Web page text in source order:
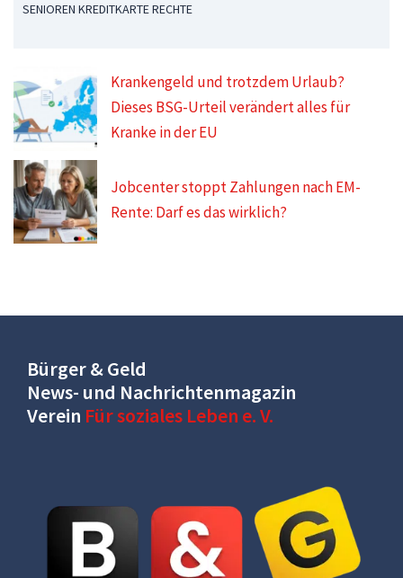
SENIOREN KREDITKARTE RECHTE
Krankengeld und trotzdem Urlaub?
Dieses BSG-Urteil verändert alles für
Kranke in der EU
Jobcenter stoppt Zahlungen nach EM-
Rente: Darf es das wirklich?
Bürger & Geld
News- und Nachrichtenmagazin
Verein Für soziales Leben e. V.